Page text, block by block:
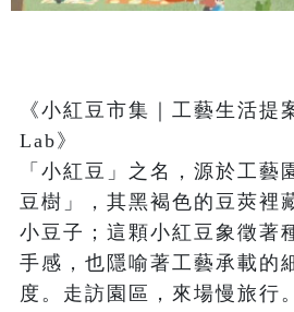
《小紅豆市集｜工藝生活
Lab》
「小紅豆」之名，源於工藝
豆樹」，其黑褐色的豆莢裡
小豆子；這顆小紅豆象徵著
手感，也隱喻著工藝承載的
度。走訪園區，來場慢旅行